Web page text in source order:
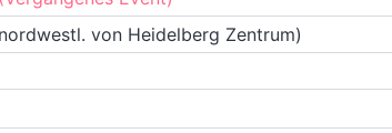
von Heidelberg Zentrum)